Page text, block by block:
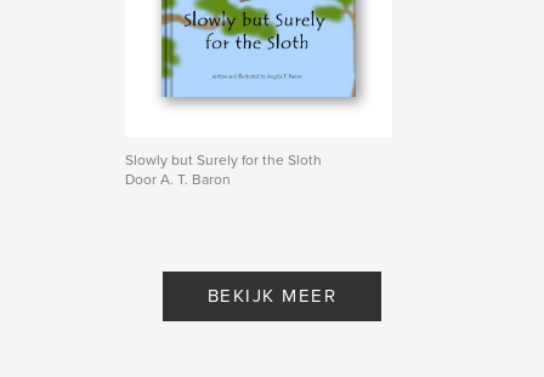
Slowly but Surely for the Sloth
Door A. T. Baron
BEKIJK MEER